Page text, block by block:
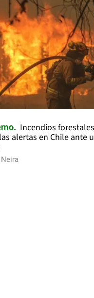
Incendios
alertas en Chile ante